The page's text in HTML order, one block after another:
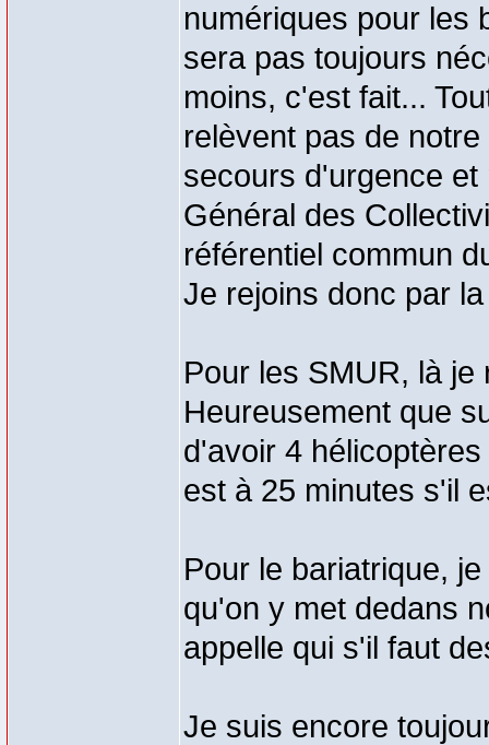
numériques pour les
sera pas toujours
moins, c'est fait...
relèvent pas de
secours d'urgence
Général des
référentiel commun
Je rejoins donc par
Pour les SMUR, là
Heureusement que
d'avoir 4
est à 25 minutes s'il
Pour le bariatrique,
qu'on y met dedans
appelle qui s'il faut
Je suis encore